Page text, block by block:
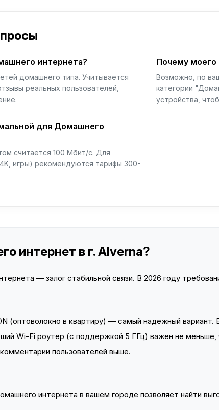
интернета?
домашнего типа. Учитывается
реальных пользователей,
Почему моего
Возможно, по
категории
устройства,
для Домашнего
считается 100 Мбит/с. Для
игры) рекомендуются тарифы 300-
интернет в г. Alverna?
— залог стабильной связи. В 2026 году
(оптоволокно в квартиру) — самый надежный
Wi-Fi роутер (с поддержкой 5 ГГц) важен не меньше,
пользователей выше.
интернета в вашем городе позволяет найти